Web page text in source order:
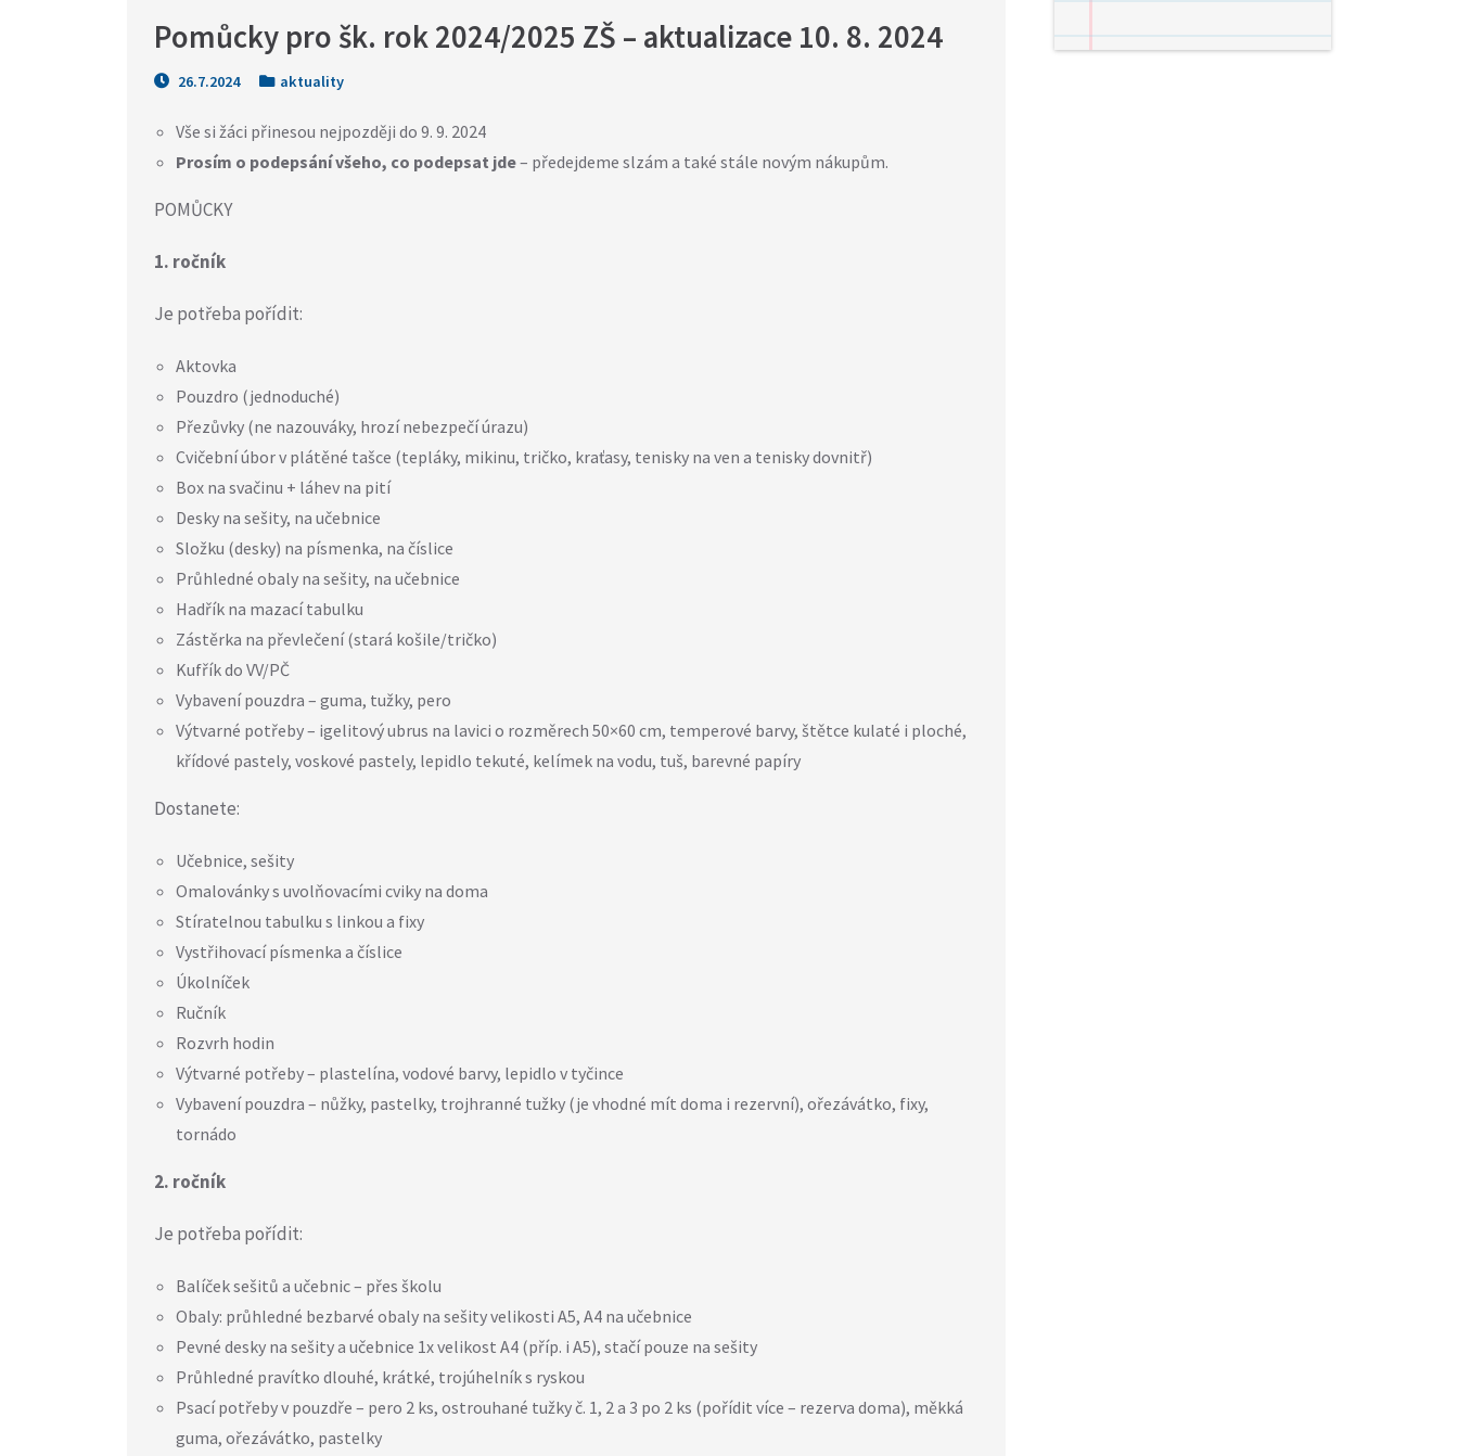
Pomůcky pro šk. rok 2024/2025 ZŠ – aktualizace 10. 8. 2024
26.7.2024 aktuality
Vše si žáci přinesou nejpozději do 9. 9. 2024
Prosím o podepsání všeho, co podepsat jde– předejdeme slzám a také stále novým nákupům.
POMŮCKY
1. ročník
Je potřeba pořídit:
Aktovka
Pouzdro (jednoduché)
Přezůvky (ne nazouváky, hrozí nebezpečí úrazu)
Cvičební úbor v plátěné tašce (tepláky, mikinu, tričko, kraťasy, tenisky na ven a tenisky dovnitř)
Box na svačinu + láhev na pití
Desky na sešity, na učebnice
Složku (desky) na písmenka, na číslice
Průhledné obaly na sešity, na učebnice
Hadřík na mazací tabulku
Zástěrka na převlečení (stará košile/tričko)
Kufřík do VV/PČ
Vybavení pouzdra – guma, tužky, pero
Výtvarné potřeby – igelitový ubrus na lavici o rozměrech 50×60 cm, temperové barvy, štětce kulaté i ploché,
křídové pastely, voskové pastely, lepidlo tekuté, kelímek na vodu, tuš, barevné papíry
Dostanete:
Učebnice, sešity
Omalovánky s uvolňovacími cviky na doma
Stíratelnou tabulku s linkou a fixy
Vystřihovací písmenka a číslice
Úkolníček
Ručník
Rozvrh hodin
Výtvarné potřeby – plastelína, vodové barvy, lepidlo v tyčince
Vybavení pouzdra – nůžky, pastelky, trojhranné tužky (je vhodné mít doma i rezervní), ořezávátko, fixy,
tornádo
2. ročník
Je potřeba pořídit:
Balíček sešitů a učebnic – přes školu
Obaly: průhledné bezbarvé obaly na sešity velikosti A5, A4 na učebnice
Pevné desky na sešity a učebnice 1x velikost A4 (příp. i A5), stačí pouze na sešity
Průhledné pravítko dlouhé, krátké, trojúhelník s ryskou
Psací potřeby v pouzdře – pero 2 ks, ostrouhané tužky č. 1, 2 a 3 po 2 ks (pořídit více – rezerva doma), měkká
guma, ořezávátko, pastelky